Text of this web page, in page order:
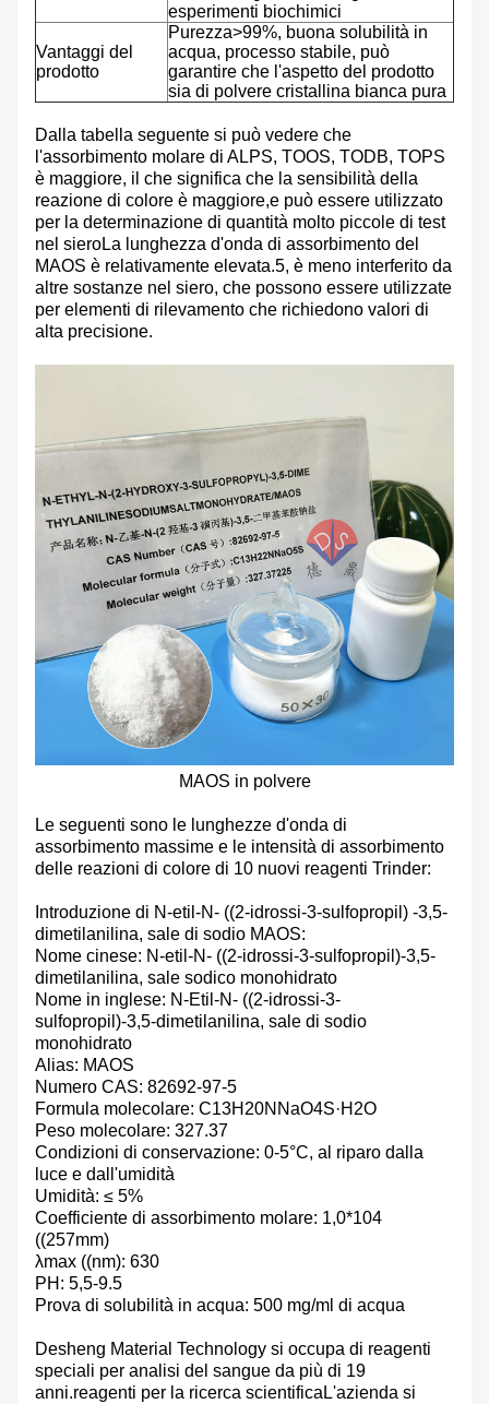
esperimenti biochimici
Vantaggi del
prodotto
Purezza>99%, buona solubilità in
acqua, processo stabile, può
garantire che l'aspetto del prodotto
sia di polvere cristallina bianca pura
Dalla tabella seguente si può vedere che
l'assorbimento molare di ALPS, TOOS, TODB, TOPS
è maggiore, il che significa che la sensibilità della
reazione di colore è maggiore,e può essere utilizzato
per la determinazione di quantità molto piccole di test
nel sieroLa lunghezza d'onda di assorbimento del
MAOS è relativamente elevata.5, è meno interferito da
altre sostanze nel siero, che possono essere utilizzate
per elementi di rilevamento che richiedono valori di
alta precisione.
MAOS in polvere
Le seguenti sono le lunghezze d'onda di
assorbimento massime e le intensità di assorbimento
delle reazioni di colore di 10 nuovi reagenti Trinder:
Introduzione di N-etil-N- ((2-idrossi-3-sulfopropil) -3,5-
dimetilanilina, sale di sodio MAOS:
Nome cinese: N-etil-N- ((2-idrossi-3-sulfopropil)-3,5-
dimetilanilina, sale sodico monohidrato
Nome in inglese: N-Etil-N- ((2-idrossi-3-
sulfopropil)-3,5-dimetilanilina, sale di sodio
monohidrato
Alias: MAOS
Numero CAS: 82692-97-5
Formula molecolare: C13H20NNaO4S·H2O
Peso molecolare: 327.37
Condizioni di conservazione: 0-5°C, al riparo dalla
luce e dall'umidità
Umidità: ≤ 5%
Coefficiente di assorbimento molare: 1,0*104
((257mm)
λmax ((nm): 630
PH: 5,5-9.5
Prova di solubilità in acqua: 500 mg/ml di acqua
Desheng Material Technology si occupa di reagenti
speciali per analisi del sangue da più di 19
anni.reagenti per la ricerca scientificaL'azienda si